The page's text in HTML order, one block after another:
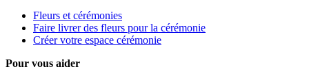
Fleurs et cérémonies
Faire livrer des fleurs pour la cérémonie
Créer votre espace cérémonie
Pour vous aider